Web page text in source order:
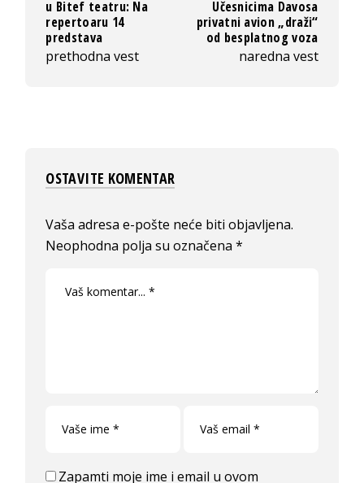
u Bitef teatru: Na
repertoaru 14
predstava
prethodna vest
Učesnicima Davosa
privatni avion „draži“
od besplatnog voza
naredna vest
OSTAVITE KOMENTAR
Vaša adresa e-pošte neće biti objavljena.
Neophodna polja su označena*
Zapamti moje ime i email u ovom